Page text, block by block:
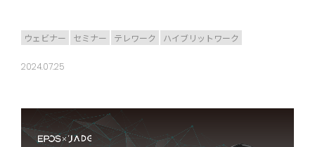
ウェビナー セミナー テレワーク ハイブリットワーク
2024.07.25